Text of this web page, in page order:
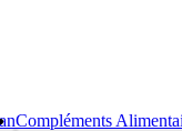
Compléments